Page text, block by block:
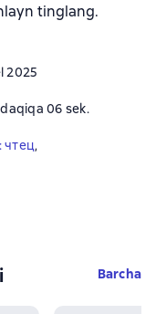
tinglang.
2025
06 sek.
чтец,
Barcha